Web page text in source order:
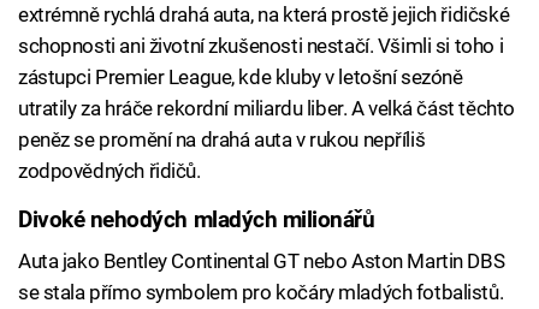
extrémně rychlá drahá auta, na která prostě jejich řidičské
schopnosti ani životní zkušenosti nestačí. Všimli si toho i
zástupci Premier League, kde kluby v letošní sezóně
utratily za hráče rekordní miliardu liber. A velká část těchto
peněz se promění na drahá auta v rukou nepříliš
zodpovědných řidičů.
Divoké nehodých mladých milionářů
Auta jako Bentley Continental GT nebo Aston Martin DBS
se stala přímo symbolem pro kočáry mladých fotbalistů.